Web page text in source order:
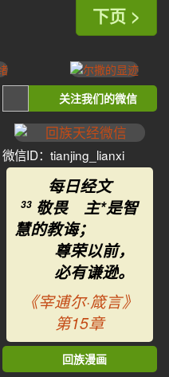
下页 >
关注我们的微信
微信ID：tianjing_lianxi
每日经文
33 敬畏 主*是智
慧的教诲；
尊荣以前，
必有谦逊。
《宰逋尔·箴言》
第15章
回族漫画